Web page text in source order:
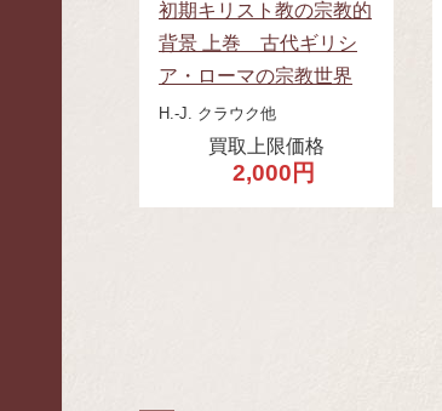
初期キリスト教の宗教的
背景 上巻 古代ギリシ
ア・ローマの宗教世界
H.‐J. クラウク他
買取上限価格
2,000円